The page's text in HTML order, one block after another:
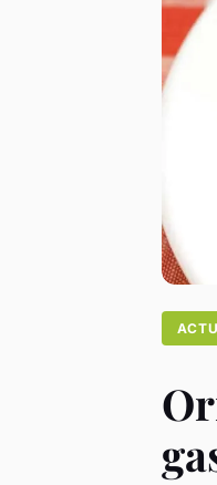
ACTU